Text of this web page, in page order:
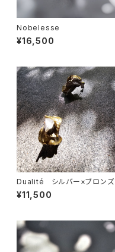
Nobelesse
¥16,500
Dualité シルバー×ブロンズ
¥11,500